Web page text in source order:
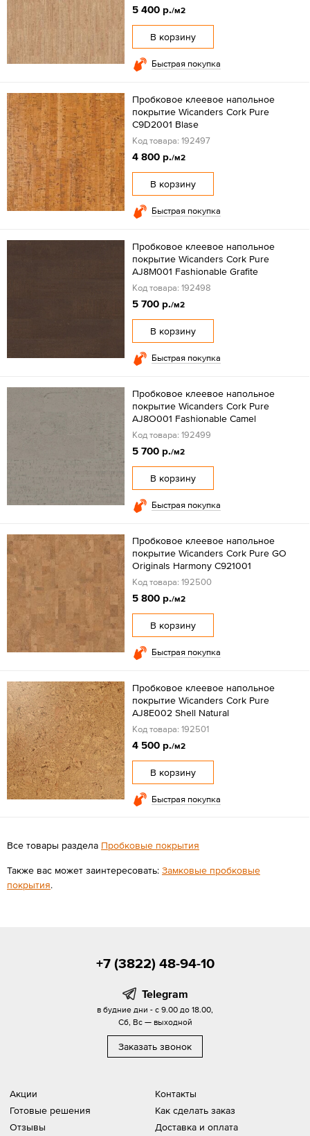
5 400 р./м2
В корзину
Быстрая покупка
Пробковое клеевое напольное
покрытие Wicanders Cork Pure
C9D2001 Blase
Код товара: 192497
4 800 р./м2
В корзину
Быстрая покупка
Пробковое клеевое напольное
покрытие Wicanders Cork Pure
AJ8M001 Fashionable Grafite
Код товара: 192498
5 700 р./м2
В корзину
Быстрая покупка
Пробковое клеевое напольное
покрытие Wicanders Cork Pure
AJ8O001 Fashionable Camel
Код товара: 192499
5 700 р./м2
В корзину
Быстрая покупка
Пробковое клеевое напольное
покрытие Wicanders Cork Pure GO
Originals Harmony C921001
Код товара: 192500
5 800 р./м2
В корзину
Быстрая покупка
Пробковое клеевое напольное
покрытие Wicanders Cork Pure
AJ8E002 Shell Natural
Код товара: 192501
4 500 р./м2
В корзину
Быстрая покупка
Все товары раздела Пробковые покрытия
Также вас может заинтересовать: Замковые пробковые
покрытия.
Акции
Готовые решения
Отзывы
Контакты
Как сделать заказ
Доставка и оплата
+7 (3822) 48-94-10
Telegram
в будние дни - с 9.00 до 18.00,
Сб, Вс — выходной
Заказать звонок